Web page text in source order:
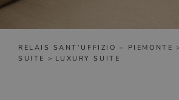
RELAIS SANT’UFFIZIO – PIEMONTE >
SUITE > LUXURY SUITE